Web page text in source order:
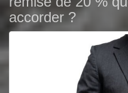
accorder ?